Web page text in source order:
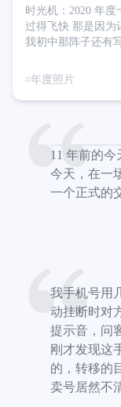
时光机：2020 年度十大照片 人在回忆过
过得飞快 那是因为
我初中那阵子还有
过得还不如以前，
白过了一般，只留
年度照片
11 年前的
今天，在一
一个正式的
我手机号用
动挂断时对
提示音，问
刚才发现这
的，转移的
卖号居然不